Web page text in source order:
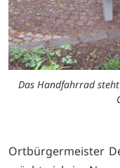
Das Handfahrrad
Ortbürgermeister